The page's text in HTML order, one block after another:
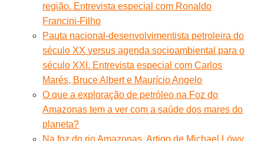
região. Entrevista especial com Ronaldo
Francini-Filho
Pauta nacional-desenvolvimentista petroleira do
século XX versus agenda socioambiental para o
século XXI. Entrevista especial com Carlos
Marés, Bruce Albert e Maurício Angelo
O que a exploração de petróleo na Foz do
Amazonas tem a ver com a saúde dos mares do
planeta?
Na foz do rio Amazonas. Artigo de Michael Löwy